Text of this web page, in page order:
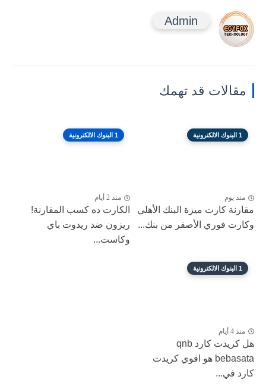
Admin
مقالات قد تهمك
1 البنوك الالكترونية
منذ يوم
مقارنة كارت ميزة البنك الأهلي
وكارت فوري الأصفر من بنك...
1 البنوك الالكترونية
منذ 2 أيام
الكارت ده كسب المقارنة!
ريزون ضد ريدوت باي
وكاست...
1 البنوك الالكترونية
منذ 4 أيام
هل كريدت كارد qnb
bebasata هو اقوي كريدت
كارد في...